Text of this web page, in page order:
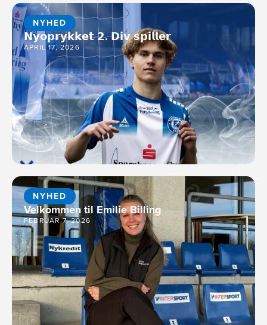
NYHED
𝗡𝘆𝗼𝗽𝗿𝘆𝗸𝗸𝗲𝘁 𝟮. 𝗗𝗶𝘃 𝘀𝗽𝗶𝗹𝗹𝗲𝗿
APRIL 17, 2026
NYHED
Velkommen til Emilie Billing
FEBRUAR 7, 2026